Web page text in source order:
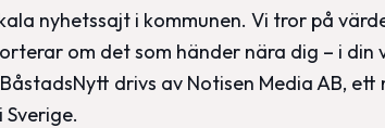
nyhetssajt i kommunen. Vi tror på
om det som händer nära dig – i din
drivs av Notisen Media AB,